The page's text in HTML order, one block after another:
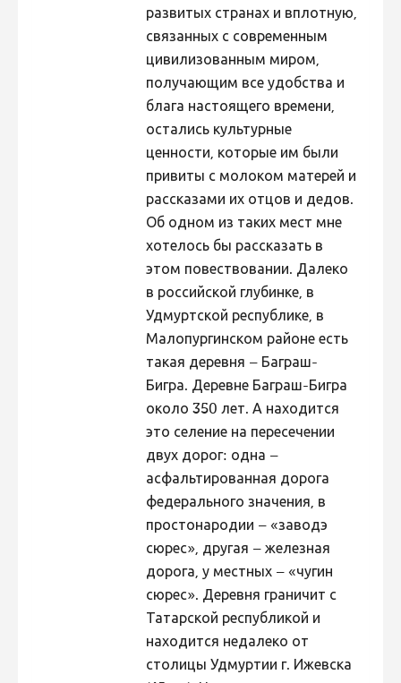
развитых странах и вплотную,
связанных с современным
цивилизованным миром,
получающим все удобства и
блага настоящего времени,
остались культурные
ценности, которые им были
привиты с молоком матерей и
рассказами их отцов и дедов.
Об одном из таких мест мне
хотелось бы рассказать в
этом повествовании. Далеко
в российской глубинке, в
Удмуртской республике, в
Малопургинском районе есть
такая деревня – Баграш-
Бигра. Деревне Баграш-Бигра
около 350 лет. А находится
это селение на пересечении
двух дорог: одна –
асфальтированная дорога
федерального значения, в
простонародии – «заводэ
сюрес», другая – железная
дорога, у местных – «чугин
сюрес». Деревня граничит с
Татарской республикой и
находится недалеко от
столицы Удмуртии г. Ижевска